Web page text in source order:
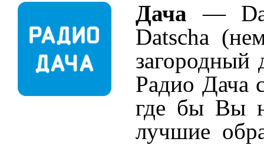
Дача —
Datscha
загородный
Радио Дача
где бы Вы
лучшие